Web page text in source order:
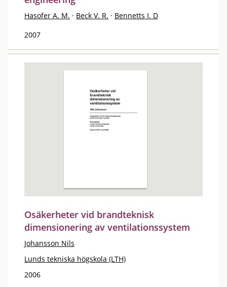
Hasofer A. M. · Beck V. R. · Bennetts I. D
2007
Osäkerheter vid brandteknisk
dimensionering av ventilationssystem
Johansson Nils
Lunds tekniska högskola (LTH)
2006